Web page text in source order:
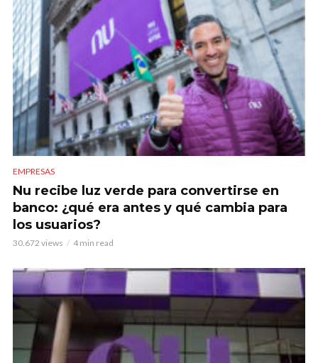
EMPRESAS
Nu recibe luz verde para convertirse en
banco: ¿qué era antes y qué cambia para
los usuarios?
30.672 views 4 min read